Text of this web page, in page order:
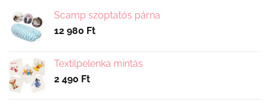
Scamp szoptatós párna
12 980 Ft
Textilpelenka mintás
2 490 Ft